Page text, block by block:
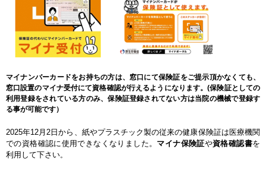
マイナンバーカードをお持ちの方は、窓口にて保険証をご提示頂かなくても、
窓口設置のマイナ受付にて資格確認が行えるようになります。(保険証としての
利用登録をされている方のみ、保険証登録されてない方は当院の機械で登録す
る事が可能です）
2025年12月2日から、紙やプラスチック製の従来の健康保険証は医療機関
での資格確認に使用できなくなりました。 マイナ保険証や資格確認書を
利用して下さい。